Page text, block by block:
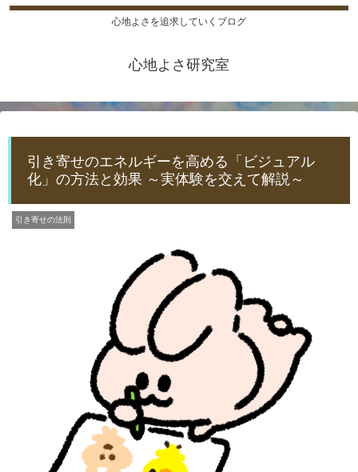
心地よさを追求していくブログ
心地よさ研究室
引き寄せのエネルギーを高める「ビジュアル
化」の方法と効果 ～実体験を交えて解説～
引き寄せの法則